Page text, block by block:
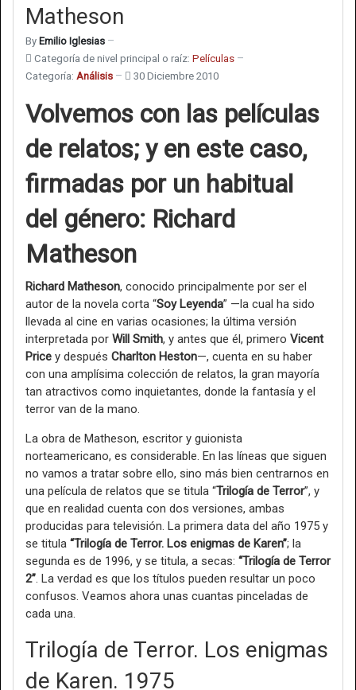
Matheson
By Emilio Iglesias
Categoría de nivel principal o raíz: Películas
Categoría: Análisis 30 Diciembre 2010
Volvemos con las películas
de relatos; y en este caso,
firmadas por un habitual
del género: Richard
Matheson
Richard Matheson, conocido principalmente por ser el
autor de la novela corta “Soy Leyenda” —la cual ha sido
llevada al cine en varias ocasiones; la última versión
interpretada por Will Smith, y antes que él, primero Vicent
Price y después Charlton Heston—, cuenta en su haber
con una amplísima colección de relatos, la gran mayoría
tan atractivos como inquietantes, donde la fantasía y el
terror van de la mano.
La obra de Matheson, escritor y guionista
norteamericano, es considerable. En las líneas que siguen
no vamos a tratar sobre ello, sino más bien centrarnos en
una película de relatos que se titula “Trilogía de Terror”, y
que en realidad cuenta con dos versiones, ambas
producidas para televisión. La primera data del año 1975 y
se titula “Trilogía de Terror. Los enigmas de Karen”; la
segunda es de 1996, y se titula, a secas: “Trilogía de Terror
2”. La verdad es que los títulos pueden resultar un poco
confusos. Veamos ahora unas cuantas pinceladas de
cada una.
Trilogía de Terror. Los enigmas
de Karen. 1975